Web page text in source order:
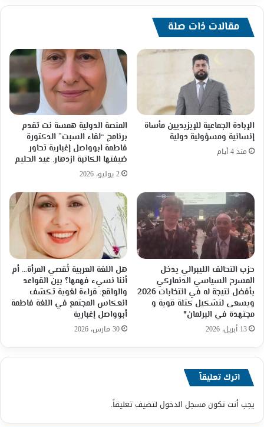
مقالات ذات صلة
الإبادة الجماعية للإيزيديين مأساة
إنسانية ومسؤولية دولية
منذ 4 أيام
المنصة الدولية همسة نت تقدم
برنامج “لقاء السبت” الدكتورة
فاطمة ابوواصل إغبارية تحاور
ضيفتها الكاتبة ازدهار. عيد الحليم
2 يوليو، 2026
حزب التحالف الليبرالي يدخل
المسرح السياسي الدنماركي
بأفضل نتيجة له في انتخابات 2026
ويسعى لتشكيل كتلة قوية و
مجتهدة في البرلمان*
13 أبريل، 2026
هل اللغة العربية تُقصي المرأة… أم
أننا نسيء فهمها؟ بين القواعد
والواقع: قراءة لغوية تكشف
انعكاس المجتمع في اللغة فاطمة
أبوواصل إغبارية
30 مارس، 2026
اترك تعليقاً
يجب أنت تكونمسجل الدخول لتضيف تعليقاً.